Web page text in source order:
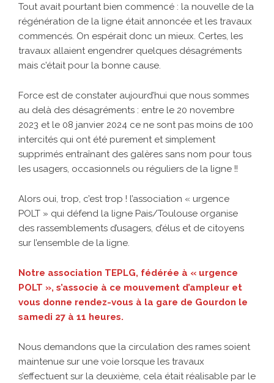
Tout avait pourtant bien commencé : la nouvelle de la
régénération de la ligne était annoncée et les travaux
commencés. On espérait donc un mieux. Certes, les
travaux allaient engendrer quelques désagréments
mais c’était pour la bonne cause.
Force est de constater aujourd’hui que nous sommes
au delà des désagréments : entre le 20 novembre
2023 et le 08 janvier 2024 ce ne sont pas moins de 100
intercités qui ont été purement et simplement
supprimés entraînant des galères sans nom pour tous
les usagers, occasionnels ou réguliers de la ligne !!
Alors oui, trop, c’est trop ! l’association « urgence
POLT » qui défend la ligne Pais/Toulouse organise
des rassemblements d’usagers, d’élus et de citoyens
sur l’ensemble de la ligne.
Notre association TEPLG, fédérée à « urgence
POLT », s’associe à ce mouvement d’ampleur et
vous donne rendez-vous à la gare de Gourdon le
samedi 27 à 11 heures.
Nous demandons que la circulation des rames soient
maintenue sur une voie lorsque les travaux
s’effectuent sur la deuxième, cela était réalisable par le